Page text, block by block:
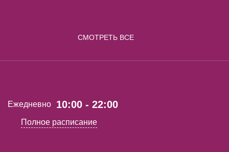
СМОТРЕТЬ ВСЕ
Ежедневно 10:00 - 22:00
Полное расписание